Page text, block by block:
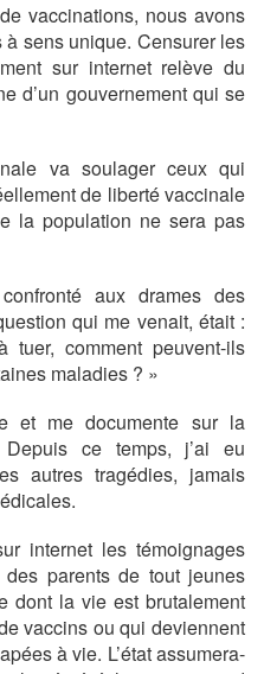
vaccinations, nous avons
sens unique. Censurer les
sur internet relève du
d’un gouvernement qui se
va soulager ceux qui
de liberté vaccinale
la population ne sera pas
aux drames des
qui me venait, était :
tuer, comment peuvent-ils
maladies ? »
et me documente sur la
ce temps, j’ai eu
autres tragédies, jamais
internet les témoignages
parents de tout jeunes
dont la vie est brutalement
vaccins ou qui deviennent
à vie. L’état assumera-